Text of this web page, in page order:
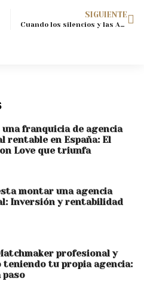
SIGUIENTE
Cuando los silencios y las Actitudes de tu Pareja Hablan Más que las Palabras
franquicia de agencia
rentable en España: El
Love que triunfa
montar una agencia
Inversión y rentabilidad
profesional y
teniendo tu propia agencia:
paso